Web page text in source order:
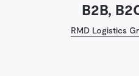
B2B,
RMD Logistics